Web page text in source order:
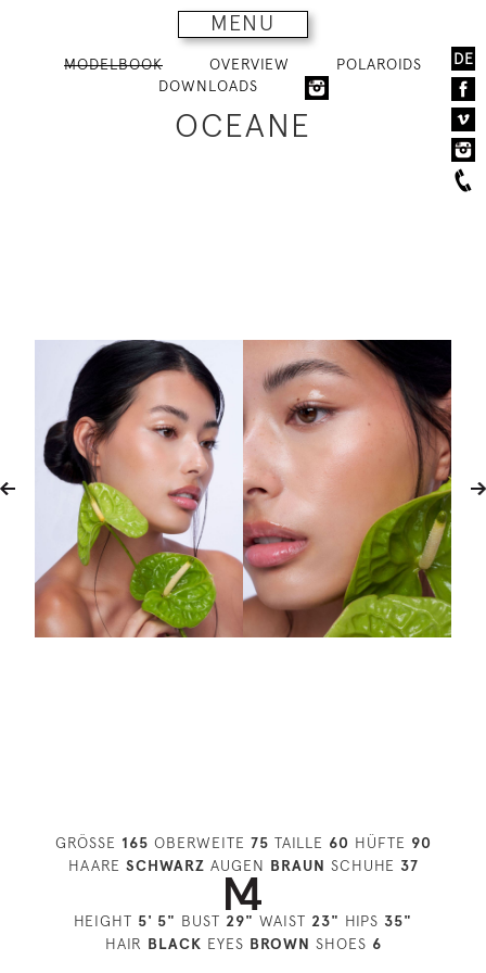
MENU
DE
MODELBOOK OVERVIEW
POLAROIDS
DOWNLOADS
OCEANE
GRÖSSE 165 OBERWEITE 75 TAILLE 60 HÜFTE 90
HAARE SCHWARZ AUGEN BRAUN SCHUHE 37
HEIGHT 5' 5" BUST 29" WAIST 23" HIPS 35"
HAIR BLACK EYES BROWN SHOES 6